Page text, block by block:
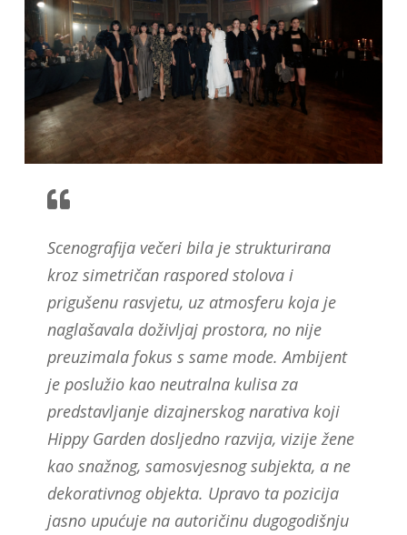
Scenografija večeri bila je strukturirana
kroz simetričan raspored stolova i
prigušenu rasvjetu, uz atmosferu koja je
naglašavala doživljaj prostora, no nije
preuzimala fokus s same mode. Ambijent
je poslužio kao neutralna kulisa za
predstavljanje dizajnerskog narativa koji
Hippy Garden dosljedno razvija, vizije žene
kao snažnog, samosvjesnog subjekta, a ne
dekorativnog objekta. Upravo ta pozicija
jasno upućuje na autoričinu dugogodišnju